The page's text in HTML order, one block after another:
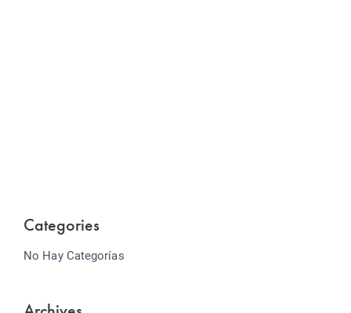
Categories
No Hay Categorías